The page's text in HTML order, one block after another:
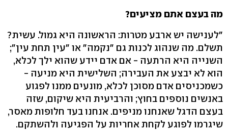
מה בעצם אתם מציעים?
"לענישה יש ארבע מטרות: הראשונה היא גמול. עשית?
תשלם. מה שנהוג לכנות גם "נקמה" או "עין תחת עין";
השנייה היא הרתעה - אם אדם יידע שהוא ילך לכלא,
הוא לא יבצע את העבירה; השלישית היא מניעה -
כשמכניסים אדם מסוכן לכלא, מונעים ממנו לפגוע
באנשים נוספים בחוץ; והרביעית היא שיקום, שזה
בעצם הדגל שאנחנו מניפים. אנחנו בעד חלופות מאסר,
שיגרמו לפוגע לקחת אחריות על הפגיעה ולהשתקם.